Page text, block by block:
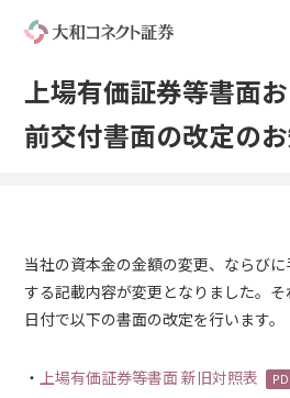
上場有価証券等書面
前交付書面の改定の
当社の資本金の金額の変更、ならび
する記載内容が変更となりました。
日付で以下の書面の改定を行います。
上場有価証券等書面 新旧対照表